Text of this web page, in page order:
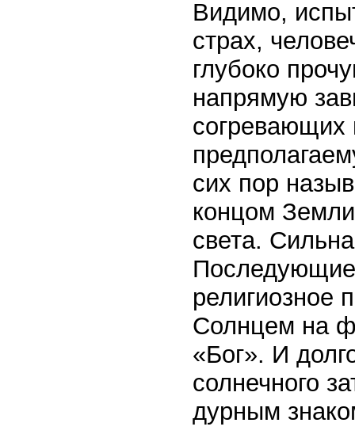
Видимо,
страх,
глубоко
напрямую
сих пор
концом
света.
Последующие
религиозное
Солнцем на
«Бог». И
солнечного
дурным